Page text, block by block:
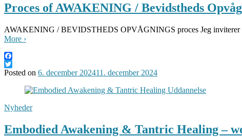
Proces of AWAKENING / Bevidstheds
AWAKENING / BEVIDSTHEDS OPVÅGNINGS proces Jeg
More ›
Facebook
Twitter
Posted on 6. december 202411. december 2024
Nyheder
Embodied Awakening & Tantric Healing –